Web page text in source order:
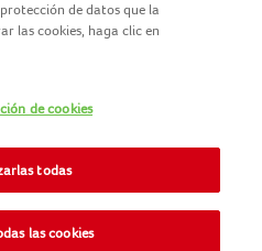
PRIVACIDAD
SITIO
CONDICIONES
SERVICES
de datos que la
las cookies, haga clic en
de cookies
todas
las cookies